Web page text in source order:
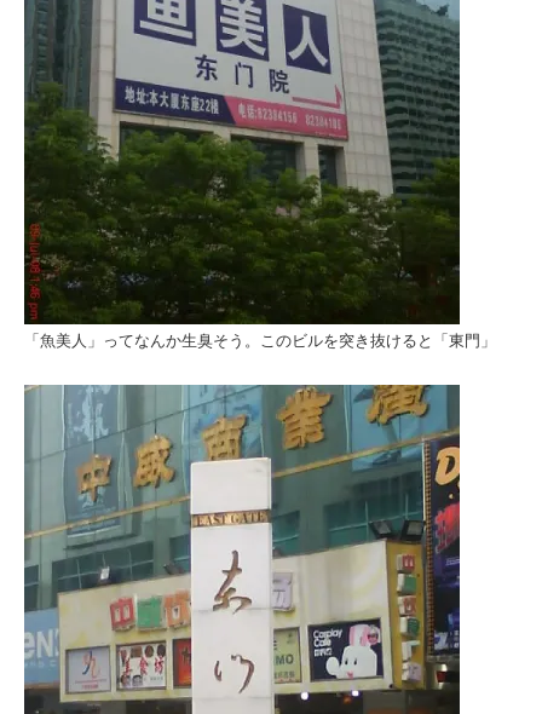
「魚美人」ってなんか生臭そう。このビルを突き抜けると「東門」